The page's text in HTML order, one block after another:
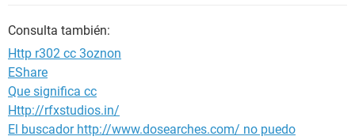
Consulta también:
Http r302 cc 3oznon
EShare
Que significa cc
Http://rfxstudios.in/
El buscador http://www.dosearches.com/ no puedo